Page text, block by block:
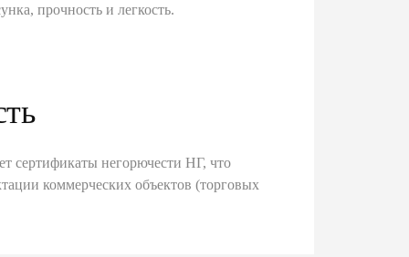
прочность и легкость.
сертификаты негорючести НГ, что
коммерческих объектов (торговых